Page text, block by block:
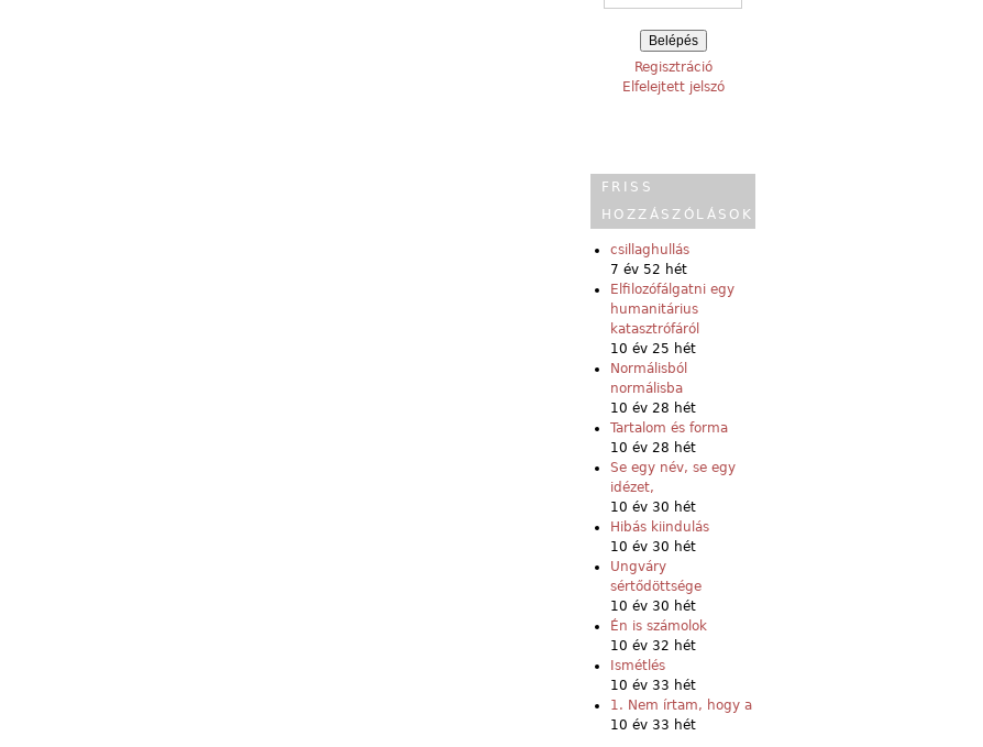
Regisztráció
Elfelejtett jelszó
FRISS
HOZZÁSZÓLÁSOK
csillaghullás
7 év 52 hét
Elfilozófálgatni egy
humanitárius
katasztrófáról
10 év 25 hét
Normálisból
normálisba
10 év 28 hét
Tartalom és forma
10 év 28 hét
Se egy név, se egy
idézet,
10 év 30 hét
Hibás kiindulás
10 év 30 hét
Ungváry
sértődöttsége
10 év 30 hét
Én is számolok
10 év 32 hét
Ismétlés
10 év 33 hét
1. Nem írtam, hogy a
10 év 33 hét